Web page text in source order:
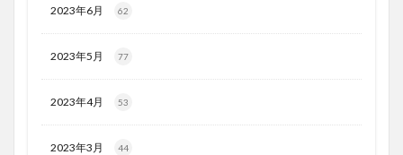
2023年6月 62
2023年5月 77
2023年4月 53
2023年3月 44